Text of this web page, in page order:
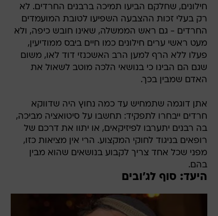
חילונים, שחלקם הביעו תמיכה ברבנים החרדים. לא
רק בעלי זכות ההצבעה השפיעו לטובת המועמדים
החרדים - גם ראש הממשלה, שאינו חובש כיפה, ולא
מעט ראשי ערים חילונים כמו חיים ביבס ממודיעין,
פעלו ללא הרף למען הרב האשכנזי דוד לאו, משום
שגם הם הבינו כי בנושאי הלכה מוטב לשאול את
האדם שמבין בכך.
אתן דוגמה שתמחיש עד כמה נחוץ היה שדווקא
חרדים ייבחרו לתפקיד: תחשבו על סיטואציה מביכה,
בה רבנים יתערבו לפיזיקאים, או יתוו את דרכם של
רופאים בניגוד לחוקי המקצוע. הרי אין מציאות כזו,
מפני שכל אחד צריך לקבוע בנושאים שהוא מבין
בהם.
היעד: סוף לג'ובים